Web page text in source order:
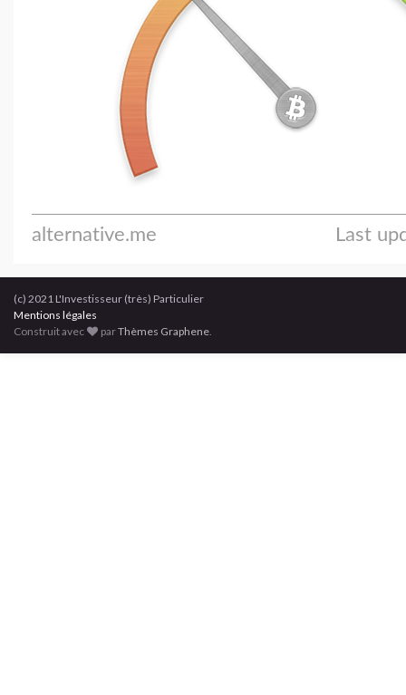
(c) 2021 L'Investisseur (très) Particulier
Mentions légales
Construit avec
parThèmes Graphene